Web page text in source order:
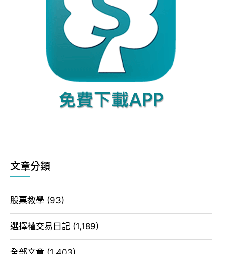
文章分類
股票教學 (93)
選擇權交易日記 (1,189)